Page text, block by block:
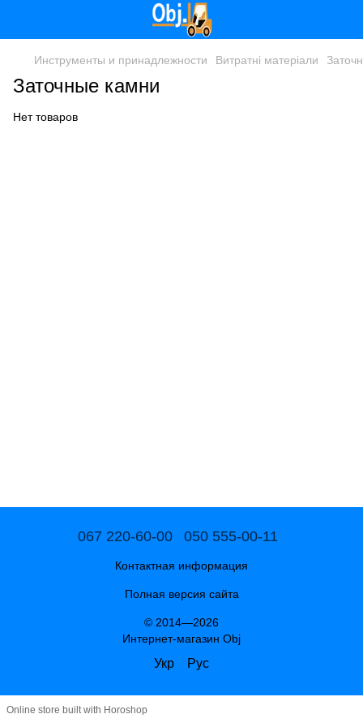
Инструменты и принадлежности Витратні матеріали
Заточные камни
Нет товаров
067 220-60-00 050 555-00-11
Контактная информация
Полная версия сайта
© 2014—2026
Интернет-магазин Obj
Укр Рус
Online store built with Horoshop